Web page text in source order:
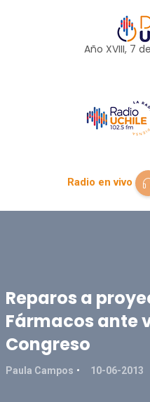
Año XVIII, 7 de
Radio en vivo
Reparos a
Fármacos ante
Congreso
Paula Campos 10-06-2013